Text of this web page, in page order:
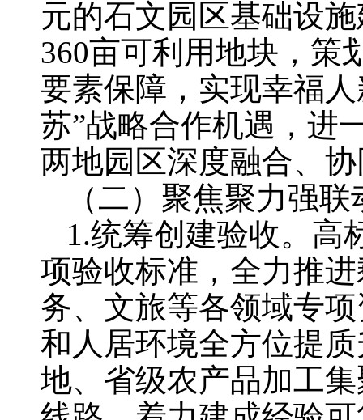
元的石文园区基础设
360亩可利用地块，策
要素保障，实现幸福
苏”战略合作机遇，进
两地园区深度融合、
（二）聚焦聚力强
1.统筹创建验收。高
项验收标准，全力推
务、文旅等各领域专
和人居环境全方位提
地、省级农产品加工